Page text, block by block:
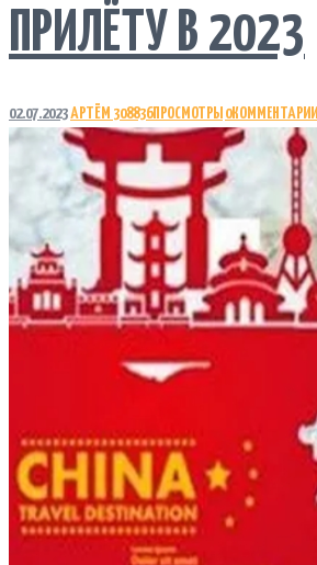
ПРИЛЁТУ В 2023
02.07.2023АРТЁМ 308836ПРОСМОТРЫ 0КОММЕНТАРИИ